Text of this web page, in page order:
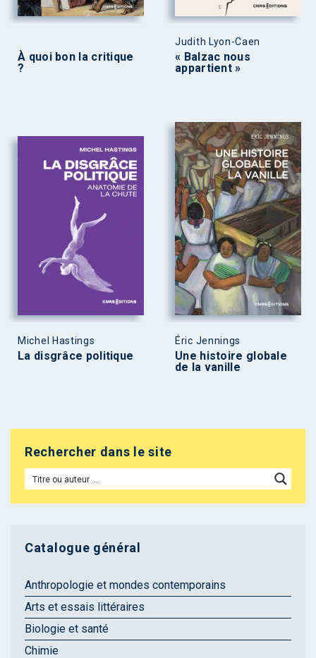
À quoi bon la critique
?
Judith Lyon-Caen
« Balzac nous
appartient »
Michel Hastings
La disgrâce politique
Éric Jennings
Une histoire globale
de la vanille
Rechercher dans le site
Catalogue général
Anthropologie et mondes contemporains
Arts et essais littéraires
Biologie et santé
Chimie